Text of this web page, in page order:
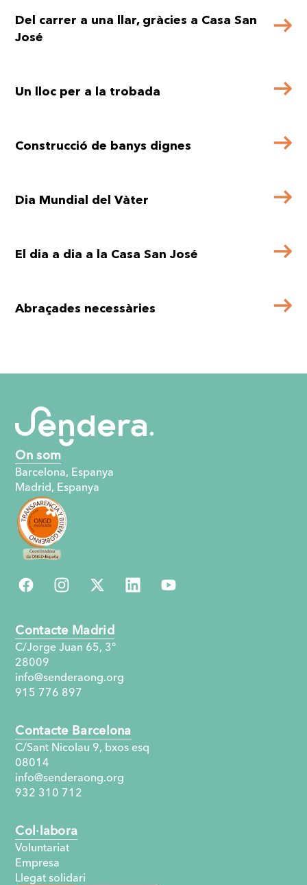
Del carrer a una llar, gràcies a Casa San
José
Un lloc per a la trobada
Construcció de banys dignes
Dia Mundial del Vàter
El dia a dia a la Casa San José
Abraçades necessàries
On som
Barcelona, ​​Espanya
Madrid, Espanya
Col·labora
Voluntariat
Empresa
Llegat solidari
Contacte Madrid
C/Jorge Juan 65, 3°
28009
info@senderaong.org
915 776 897
Contacte Barcelona
C/Sant Nicolau 9, bxos esq
08014
info@senderaong.org
932 310 712